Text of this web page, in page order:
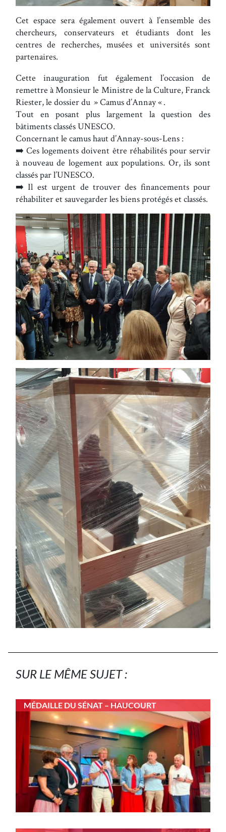
Cet espace sera également ouvert à l’ensemble des
chercheurs, conservateurs et étudiants dont les
centres de recherches, musées et universités sont
partenaires.
Cette inauguration fut également l’occasion de
remettre à Monsieur le Ministre de la Culture, Franck
Riester, le dossier du » Camus d’Annay « .
Tout en posant plus largement la question des
bâtiments classés UNESCO.
Concernant le camus haut d’Annay-sous-Lens :
➡️ Ces logements doivent être réhabilités pour servir
à nouveau de logement aux populations. Or, ils sont
classés par l’UNESCO.
➡️ Il est urgent de trouver des financements pour
réhabiliter et sauvegarder les biens protégés et classés.
SUR LE MÊME SUJET :
MÉDAILLE DU SÉNAT – HAUCOURT